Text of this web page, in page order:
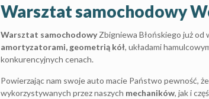
Warsztat samochodowy
Warsztat samochodowyZbigniewa Błońskiego już od
amortyzatorami, geometrią kół, układami
konkurencyjnych cenach.
Powierzając nam swoje auto macie Państwo pewność,
wykorzystywanych przez naszych mechaników, jak i